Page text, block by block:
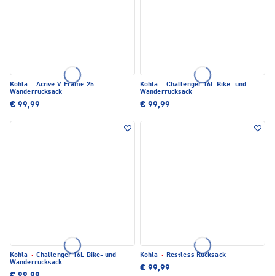
Kohla · Active V-Frame 25
Wanderrucksack
€ 99,99
Kohla · Challenger 16L Bike- und
Wanderrucksack
€ 99,99
Kohla · Challenger 16L Bike- und
Wanderrucksack
Kohla · Restless Rucksack
€ 99,99